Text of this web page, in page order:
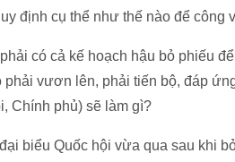
định cụ thể như thế nào để
có cả kế hoạch hậu bỏ phiếu
vươn lên, phải tiến bộ, đáp
Chính phủ) sẽ làm gì?
biểu Quốc hội vừa qua sau khi